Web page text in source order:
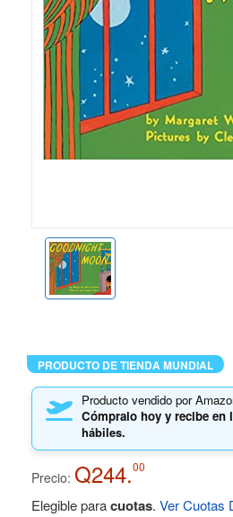
PRODUCTO DE TIENDA MUNDIAL
Producto vendido por
Cómpralo hoy y recibe en
hábiles.
Precio: Q244.00
Elegible paracuotas. Ver Cuotas